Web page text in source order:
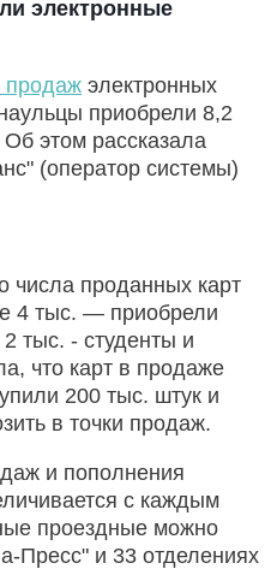
электронные
продаж электронных
приобрели 8,2
этом рассказала
(оператор системы)
числа проданных карт
4 тыс. — приобрели
тыс. - студенты и
что карт в продаже
200 тыс. штук и
в точки продаж.
и пополнения
с каждым
проездные можно
Пресс" и 33 отделениях